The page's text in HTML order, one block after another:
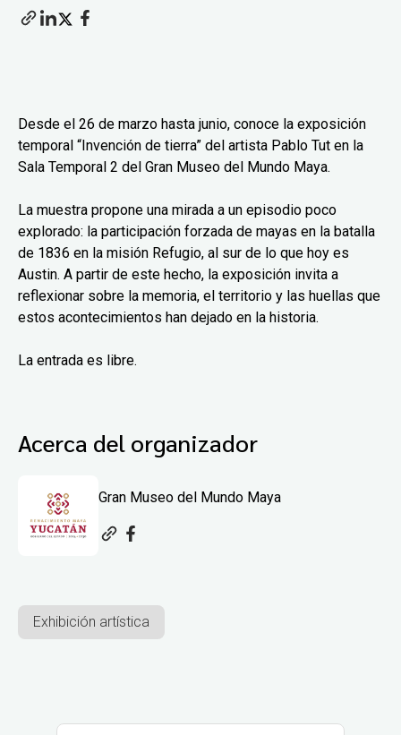
Desde el 26 de marzo hasta junio, conoce la exposición
temporal “Invención de tierra” del artista Pablo Tut en la
Sala Temporal 2 del Gran Museo del Mundo Maya.
La muestra propone una mirada a un episodio poco
explorado: la participación forzada de mayas en la batalla
de 1836 en la misión Refugio, al sur de lo que hoy es
Austin. A partir de este hecho, la exposición invita a
reflexionar sobre la memoria, el territorio y las huellas que
estos acontecimientos han dejado en la historia.
La entrada es libre.
Acerca del organizador
Gran Museo del Mundo Maya
Exhibición artística